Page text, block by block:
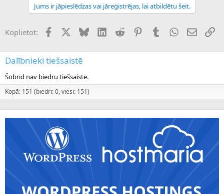
Jums ir jāpieslēdzas vai jāreģistrējas, lai atbildētu šeit.
Koplietot: FacebookX (Twitter)
BlueskyLinkedInReddit PinterestTumblrWhatsApp
E-pasts
Dalībnieki tiešsaistē
Šobrīd nav biedru tiešsaistē.
Kopā: 151 (biedri: 0, viesi: 151)